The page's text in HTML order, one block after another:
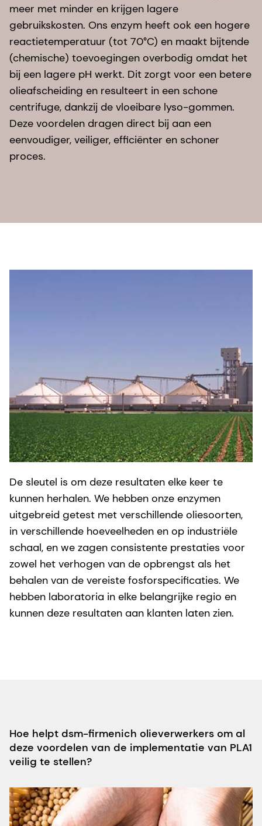
meer met minder en krijgen lagere
gebruikskosten. Ons enzym heeft ook een hogere
reactietemperatuur (tot 70°C) en maakt bijtende
(chemische) toevoegingen overbodig omdat het
bij een lagere pH werkt. Dit zorgt voor een betere
olieafscheiding en resulteert in een schone
centrifuge, dankzij de vloeibare lyso-gommen.
Deze voordelen dragen direct bij aan een
eenvoudiger, veiliger, efficiënter en schoner
proces.
De sleutel is om deze resultaten elke keer te
kunnen herhalen. We hebben onze enzymen
uitgebreid getest met verschillende oliesoorten,
in verschillende hoeveelheden en op industriële
schaal, en we zagen consistente prestaties voor
zowel het verhogen van de opbrengst als het
behalen van de vereiste fosforspecificaties. We
hebben laboratoria in elke belangrijke regio en
kunnen deze resultaten aan klanten laten zien.
Hoe helpt dsm-firmenich olieverwerkers om al
deze voordelen van de implementatie van PLA1
veilig te stellen?